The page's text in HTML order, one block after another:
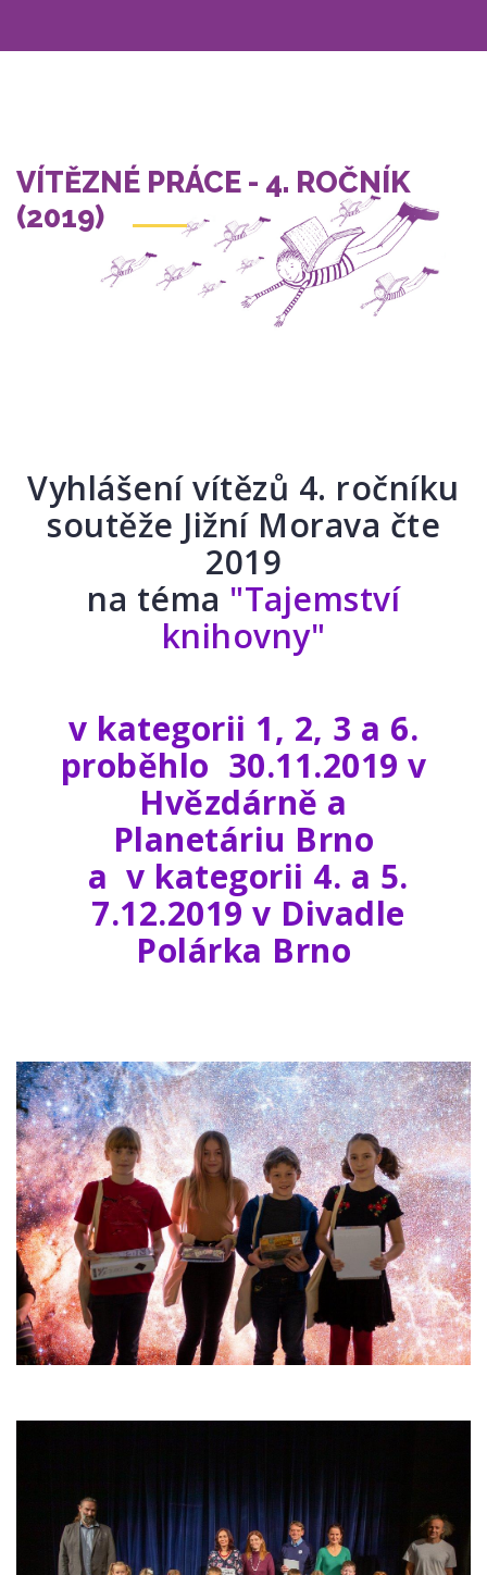
hlavnímu
VÍTĚZNÉ PRÁCE - 4. ROČNÍK
(2019)
Vyhlášení vítězů 4. ročníku
soutěže Jižní Morava čte
2019
na téma "Tajemství
knihovny"
v kategorii 1, 2, 3 a 6.
proběhlo 30.11.2019 v
Hvězdárně a
Planetáriu Brno
a v kategorii 4. a 5.
7.12.2019 v Divadle
Polárka Brno